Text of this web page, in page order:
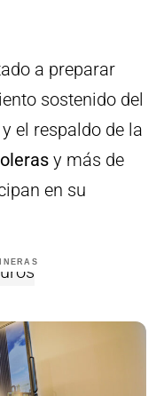
a preparar
sostenido del
el respaldo de la
y más de
en su